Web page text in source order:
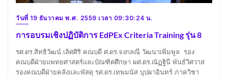
วันที่ 19 ธันวาคม พ.ศ. 2559 เวลา 09:30:24 น.
การอบรมเชิงปฏิบัติการ EdPEx Criteria Training รุ่น 8
รศ.ดร.สิทธิวัฒน์ เลิศศิริ คณบดี ศ.ดร.จงกลณี วัฒนาเพิ่มพูล รอง
คณบดีฝ่ายแพทยศาสตร์และบัณฑิตศึกษา ผศ.ดร.ณัฏฐินี พันธ์วิศวาส
รองคณบดีฝ่ายคลังและพัสดุ รศ.ดร.เทพมนัส บุปผาอินทร์ ภาควิชา